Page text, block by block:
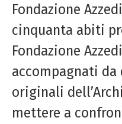
Fondazione
cinquanta abiti
Fondazione
accompagnati
originali
mettere a